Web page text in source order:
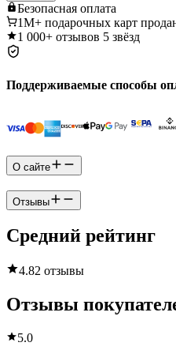
Безопасная оплата
1M+ подарочных карт
1 000+ отзывов 5 звёзд
Поддерживаемые способы
О сайте
Отзывы
Средний рейтинг
4.82 отзывы
Отзывы
5.0